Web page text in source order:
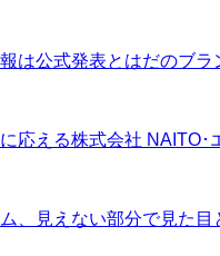
は公式発表とはだのブラ
応える株式会社 NAITO･
、見えない部分で見た目